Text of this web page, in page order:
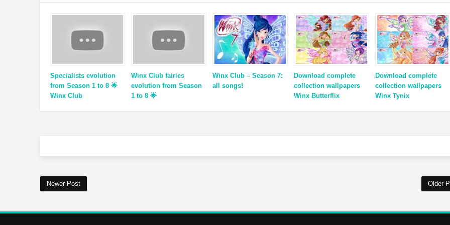
Specialists evolution
from Season 1 to 8 🌟
Winx Club
Winx Club fairies
evolution from Season
1 to 8 🌟
Winx Club – Season 7:
all songs!
Download complete
collection wallpapers
Winx Butterflix
Download complete
collection wallpapers
Winx Tynix
Newer Post Older